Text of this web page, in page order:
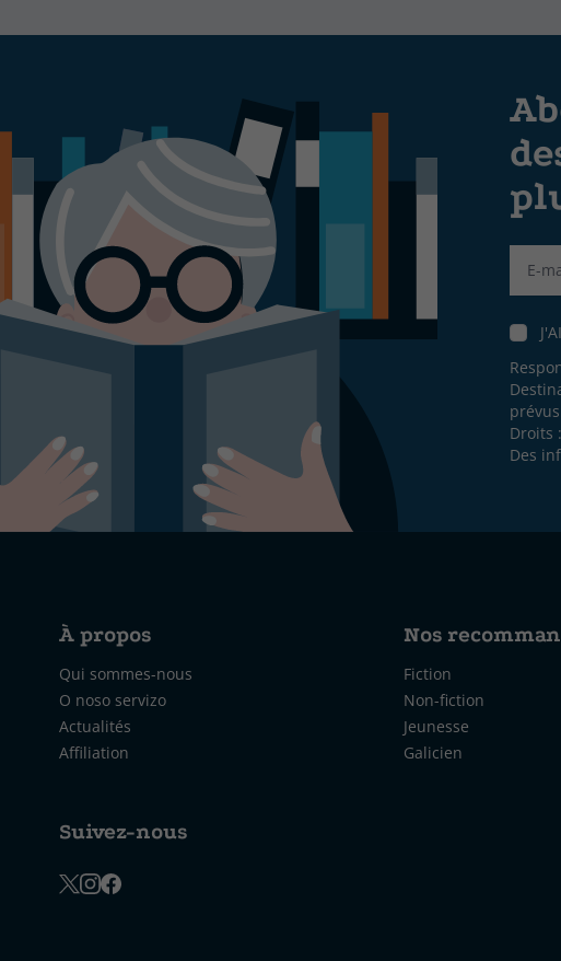
Droits
Des
À propos
Qui sommes-nous
O noso servizo
Actualités
Affiliation
Suivez-nous
Nos
Fiction
Non-fiction
Jeunesse
Galicien